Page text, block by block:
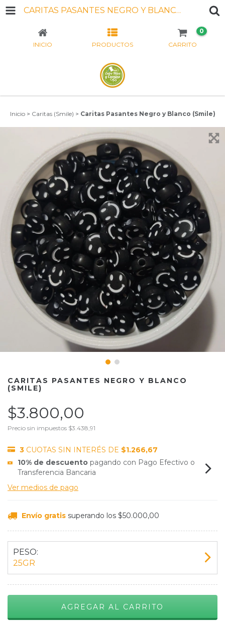
CARITAS PASANTES NEGRO Y BLANCO (SMILE)
INICIO PRODUCTOS CARRITO
0
Inicio > Caritas (Smile) > Caritas Pasantes Negro y Blanco (Smile)
CARITAS PASANTES NEGRO Y BLANCO
(SMILE)
$3.800,00
Precio sin impuestos $3.438,91
3 CUOTAS SIN INTERÉS DE $1.266,67
10% de descuento pagando con Pago Efectivo o
Transferencia Bancaria
Ver medios de pago
Envío gratis superando los $50.000,00
PESO:
25GR